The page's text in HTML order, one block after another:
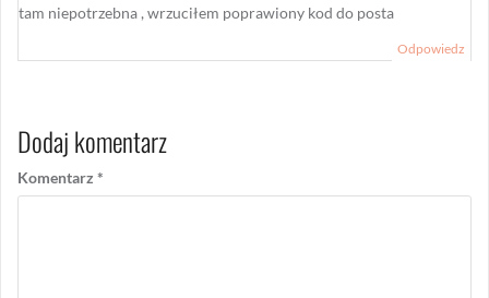
tam niepotrzebna , wrzuciłem poprawiony kod do posta
Odpowiedz
Dodaj komentarz
Komentarz *